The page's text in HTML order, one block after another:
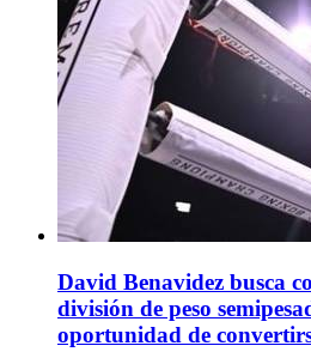
David Benavidez busca
división de peso
oportunidad de